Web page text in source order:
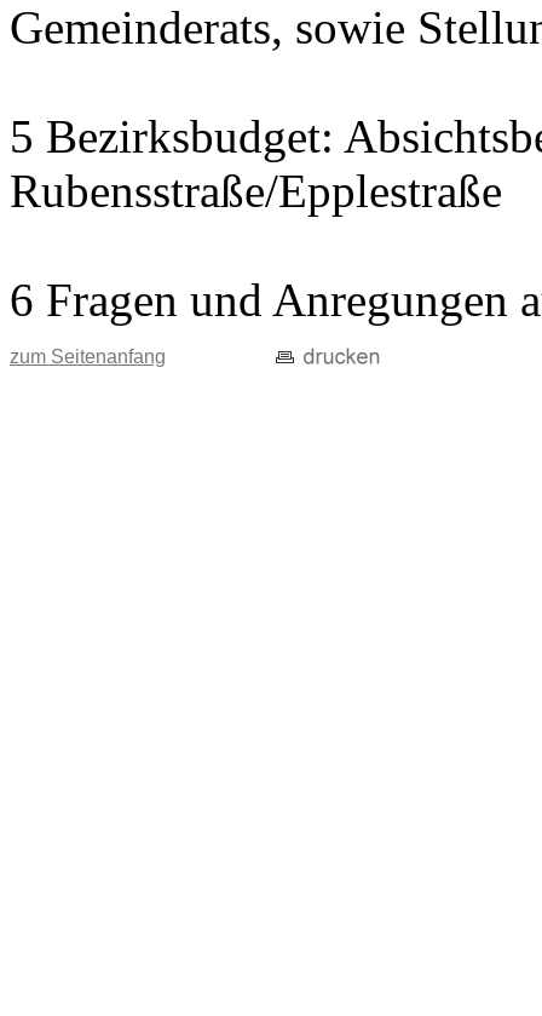
Gemeinderats, sowie
5 Bezirksbudget:
Rubensstraße/Epplestraße
6 Fragen und Anregungen
zum Seitenanfang